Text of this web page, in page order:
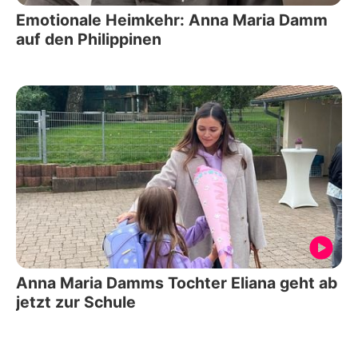
Emotionale Heimkehr: Anna Maria Damm
auf den Philippinen
Anna Maria Damms Tochter Eliana geht ab
jetzt zur Schule